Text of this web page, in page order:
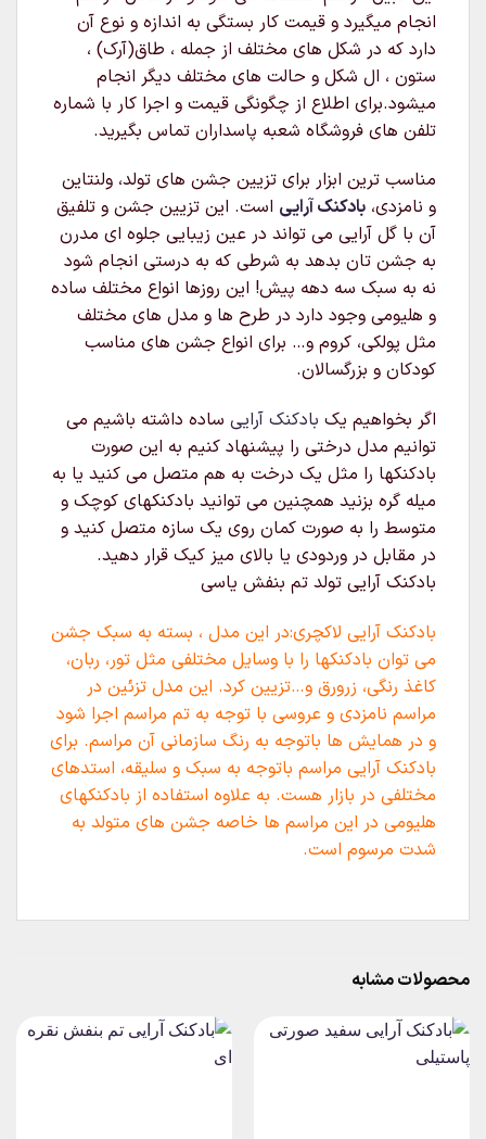
انجام میگیرد و قیمت کار بستگی به اندازه و نوع آن
دارد که در شکل های مختلف از جمله ، طاق(آرک) ،
ستون ، ال شکل و حالت های مختلف دیگر انجام
میشود.برای اطلاع از چگونگی قیمت و اجرا کار با شماره
تلفن های فروشگاه شعبه پاسداران تماس بگیرید.
مناسب ترین ابزار برای تزیین جشن های تولد، ولنتاین
و نامزدی، بادکنک آرایی است. این تزیین جشن و تلفیق
آن با گل آرایی می تواند در عین زیبایی جلوه ای مدرن
به جشن تان بدهد به شرطی که به درستی انجام شود
نه به سبک سه دهه پیش! این روزها انواع مختلف ساده
و هلیومی وجود دارد در طرح ها و مدل های مختلف
مثل پولکی، کروم و… برای انواع جشن های مناسب
کودکان و بزرگسالان.
اگر بخواهیم یک بادکنک آرایی ساده داشته باشیم می
توانیم مدل درختی را پیشنهاد کنیم به این صورت
بادکنکها را مثل یک درخت به هم متصل می کنید یا به
میله گره بزنید همچنین می توانید بادکنکهای کوچک و
متوسط را به صورت کمان روی یک سازه متصل کنید و
در مقابل در وردودی یا بالای میز کیک قرار دهید.
بادکنک آرایی تولد تم بنفش یاسی
بادکنک آرایی لاکچری:در این مدل ، بسته به سبک جشن
می توان بادکنکها را با وسایل مختلفی مثل تور، ربان،
کاغذ رنگی، زرورق و…تزیین کرد. این مدل تزئین در
مراسم نامزدی و عروسی با توجه به تم مراسم اجرا شود
و در همایش ها باتوجه به رنگ سازمانی آن مراسم. برای
بادکنک آرایی مراسم باتوجه به سبک و سلیقه، استدهای
مختلفی در بازار هست. به علاوه استفاده از بادکنکهای
هلیومی در این مراسم ها خاصه جشن های متولد به
شدت مرسوم است.
محصولات مشابه